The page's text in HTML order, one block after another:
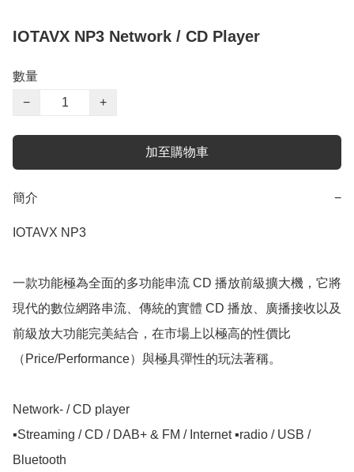
IOTAVX NP3 Network / CD Player
數量
−
+
加至購物車
簡介 −
IOTAVX NP3
一款功能極為全面的多功能串流 CD 播放前級擴大機，它將
現代的數位網路串流、傳統的實體 CD 播放、廣播接收以及
前級放大功能完美結合，在市場上以極高的性價比
（Price/Performance）與極具彈性的玩法著稱。
Network- / CD player
▪️Streaming / CD / DAB+ & FM / Internet ▪️radio / USB /
Bluetooth